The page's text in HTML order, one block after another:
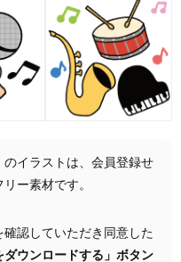
のイラストは、会員登録せ
ー素材です。
確認していただき同意した
ウンロードする」ボタン